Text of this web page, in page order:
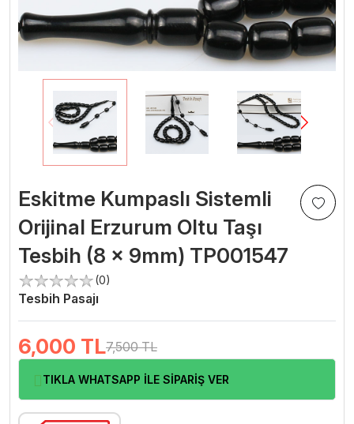
Eskitme Kumpaslı Sistemli
Orijinal Erzurum Oltu Taşı
Tesbih (8 x 9mm) TP001547
(0)
Tesbih Pasajı
6,000 TL7,500 TL
TIKLA WHATSAPP İLE SİPARİŞ VER